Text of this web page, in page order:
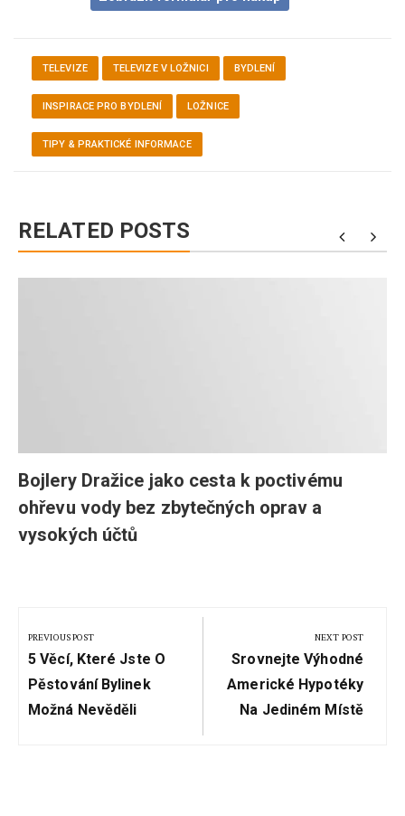
TELEVIZE TELEVIZE V LOŽNICI BYDLENÍ
INSPIRACE PRO BYDLENÍ LOŽNICE
TIPY & PRAKTICKÉ INFORMACE
RELATED POSTS
Bojlery Dražice jako cesta k poctivému
ohřevu vody bez zbytečných oprav a
vysokých účtů
pro
příspěvek
PREVIOUS POST
Previous
Post:
5 Věcí, Které Jste O
Pěstování Bylinek
Možná Nevěděli
NEXT POST
Next
Post:
Srovnejte Výhodné
Americké Hypotéky
Na Jediném Místě